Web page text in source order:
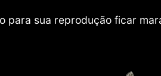
para sua reprodução ficar